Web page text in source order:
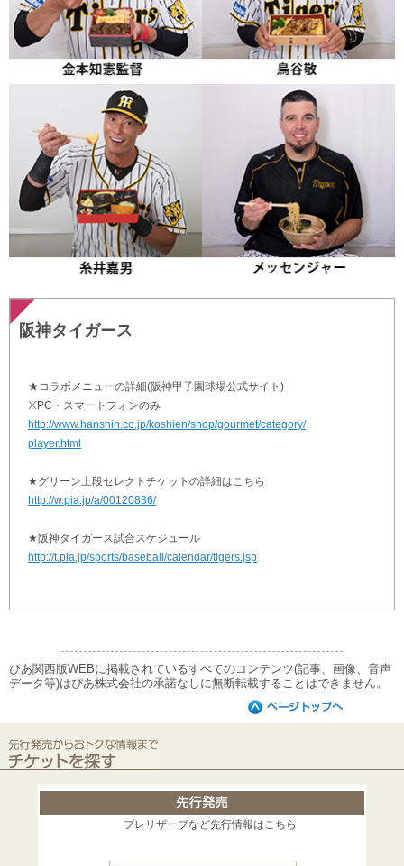
阪神タイガース
★コラボメニューの詳細(阪神甲子園球場公式サイト)
※PC・スマートフォンのみ
http://www.hanshin.co.jp/koshien/shop/gourmet/category/
player.html
★グリーン上段セレクトチケットの詳細はこちら
http://w.pia.jp/a/00120836/
★阪神タイガース試合スケジュール
http://t.pia.jp/sports/baseball/calendar/tigers.jsp
ぴあ関西版WEBに掲載されているすべてのコンテンツ(記事、画像、音声
データ等)はぴあ株式会社の承諾なしに無断転載することはできません。
プレリザーブなど先行情報はこちら